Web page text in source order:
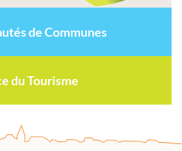
de Communes
du Tourisme